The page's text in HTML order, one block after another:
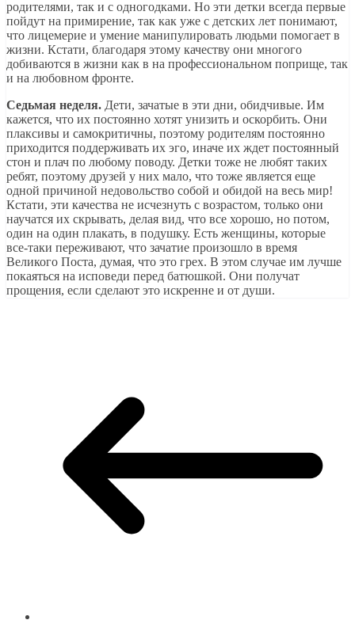
родителями, так и с одногодками. Но эти детки всегда первые
пойдут на примирение, так как уже с детских лет понимают,
что лицемерие и умение манипулировать людьми помогает в
жизни. Кстати, благодаря этому качеству они многого
добиваются в жизни как в на профессиональном поприще, так
и на любовном фронте.
Седьмая неделя. Дети, зачатые в эти дни, обидчивые. Им
кажется, что их постоянно хотят унизить и оскорбить. Они
плаксивы и самокритичны, поэтому родителям постоянно
приходится поддерживать их эго, иначе их ждет постоянный
стон и плач по любому поводу. Детки тоже не любят таких
ребят, поэтому друзей у них мало, что тоже является еще
одной причиной недовольство собой и обидой на весь мир!
Кстати, эти качества не исчезнуть с возрастом, только они
научатся их скрывать, делая вид, что все хорошо, но потом,
один на один плакать, в подушку. Есть женщины, которые
все-таки переживают, что зачатие произошло в время
Великого Поста, думая, что это грех. В этом случае им лучше
покаяться на исповеди перед батюшкой. Они получат
прощения, если сделают это искренне и от души.